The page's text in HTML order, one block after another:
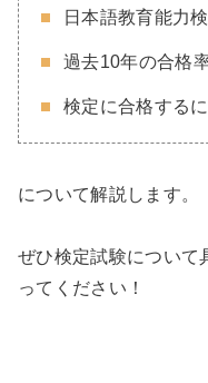
日本語教育能力
過去10年の合格
検定に合格する
について解説します。
ぜひ検定試験について
ってください！